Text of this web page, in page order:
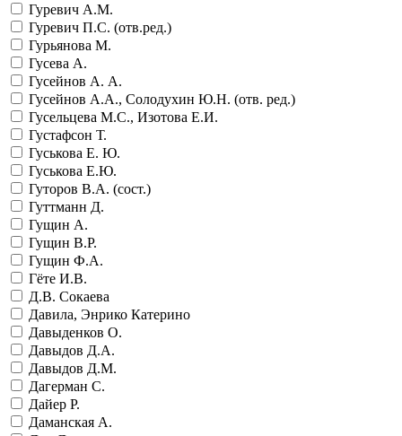
Гуревич А.М.
Гуревич П.С. (отв.ред.)
Гурьянова М.
Гусева А.
Гусейнов А. А.
Гусейнов А.А., Солодухин Ю.Н. (отв. ред.)
Гусельцева М.С., Изотова Е.И.
Густафсон Т.
Гуськова Е. Ю.
Гуськова Е.Ю.
Гуторов В.А. (сост.)
Гуттманн Д.
Гущин А.
Гущин В.Р.
Гущин Ф.А.
Гёте И.В.
Д.В. Сокаева
Давила, Энрико Катерино
Давыденков О.
Давыдов Д.А.
Давыдов Д.М.
Дагерман С.
Дайер Р.
Даманская А.